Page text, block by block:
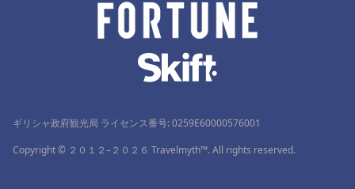
ギリシャ政府観光局 ライセンス番号: 0259Ε60000576001
Copyright © ２０１２–２０２６ Travelmyth™. All rights reserved.